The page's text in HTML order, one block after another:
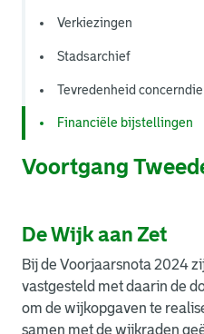
Verkiezingen
Stadsarchief
Tevredenheid
Financiële bijstellingen
Voortgang
De Wijk aan Zet
Bij de Voorjaarsnota 2024
vastgesteld met daarin de
om de wijkopgaven te
samen met de wijkraden